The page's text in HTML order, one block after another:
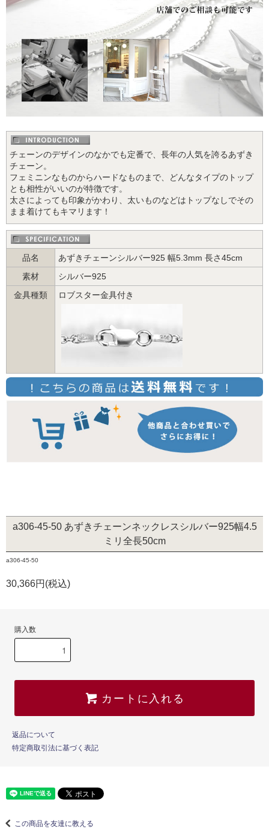
チェーンのデザインのなかでも定番で、長年の人気を誇るあずき
チェーン。
フェミニンなものからハードなものまで、どんなタイプのトップ
とも相性がいいのが特徴です。
太さによっても印象がかわり、太いものなどはトップなしでその
まま着けてもキマリます！
品名
あずきチェーンシルバー925 幅5.3mm 長さ45cm
素材
シルバー925
金具種類
ロブスター金具付き
a306-45-50 あずきチェーンネックレスシルバー925幅4.5
ミリ全長50cm
a306-45-50
30,366円(税込)
購入数
カートに入れる
返品について
特定商取引法に基づく表記
この商品を友達に教える